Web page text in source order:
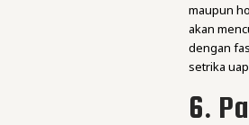
maupun
akan
dengan
setrika
6.